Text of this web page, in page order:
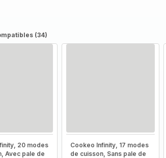
(34)
20 modes
Avec pale de
Cookeo Infinity, 17 modes
de cuisson, Sans pale de